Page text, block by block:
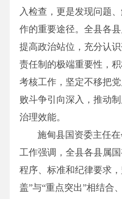
入检查，更是发现问题
作的重要途径。全县各
提高政治站位，充分认
责任制的极端重要性，
考核工作，坚定不移把
败斗争引向深入，推动
治理效能。
施甸县国资委主任
工作强调，全县各县属
程序、标准和纪律要求
盖”与“重点突出”相结合